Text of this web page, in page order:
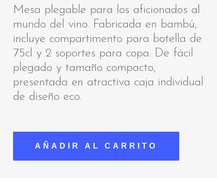
Mesa plegable para los aficionados al
mundo del vino. Fabricada en bambú,
incluye compartimento para botella de
75cl y 2 soportes para copa. De fácil
plegado y tamaño compacto,
presentada en atractiva caja individual
de diseño eco.
AÑADIR AL CARRITO